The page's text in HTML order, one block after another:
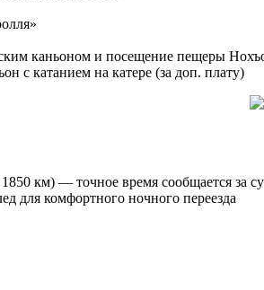
каньоном и посещение пещеры
с катанием на катере (за доп. плату)
км) — точное время сообщается за
для комфортного ночного переезда